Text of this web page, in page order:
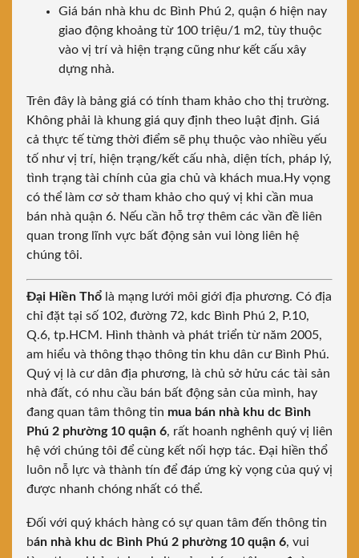
Giá bán nhà khu dc Bình Phú 2, quận 6 hiện nay
giao động khoảng từ 100 triệu/1 m2, tùy thuộc
vào vị trí và hiện trạng cũng như kết cấu xây
dựng nhà.
Trên đây là bảng giá có tính tham khảo cho thị trường.
Không phải là khung giá quy định theo luật định. Giá
cả thực tế từng thời điểm sẽ phụ thuộc vào nhiều yếu
tố như vị trí, hiện trạng/kết cấu nhà, diện tích, pháp lý,
tình trạng tài chính của gia chủ và khách mua.Hy vọng
có thể làm cơ sở tham khảo cho quý vị khi cần mua
bán nhà quận 6. Nếu cần hỗ trợ thêm các vần đề liên
quan trong lĩnh vực bất động sản vui lòng liên hệ
chúng tôi.
Đại Hiền Thổ là mạng lưới môi giới địa phương. Có địa
chỉ đặt tại số 102, đường 72, kdc Bình Phú 2, P.10,
Q.6, tp.HCM. Hình thành và phát triển từ năm 2005,
am hiểu và thông thạo thông tin khu dân cư Bình Phú.
Quý vị là cư dân địa phương, là chủ sở hửu các tài sản
nhà đất, có nhu cầu bán bất động sản của mình, hay
đang quan tâm thông tin mua bán nhà khu dc Bình
Phú 2 phường 10 quận 6, rất hoanh nghênh quý vị liên
hệ với chúng tôi để cùng kết nối hợp tác. Đại hiền thổ
luôn nỗ lực và thành tín để đáp ứng kỳ vọng của quý vị
được nhanh chóng nhất có thể.
Đối với quý khách hàng có sự quan tâm đến thông tin
bán nhà khu dc Bình Phú 2 phường 10 quận 6, vui